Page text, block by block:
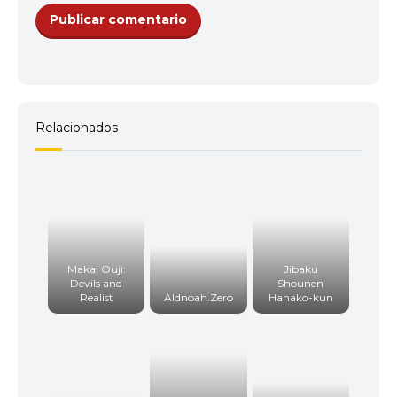
Relacionados
Makai Ouji:
Devils and
Realist
Aldnoah.Zero
Jibaku
Shounen
Hanako-kun